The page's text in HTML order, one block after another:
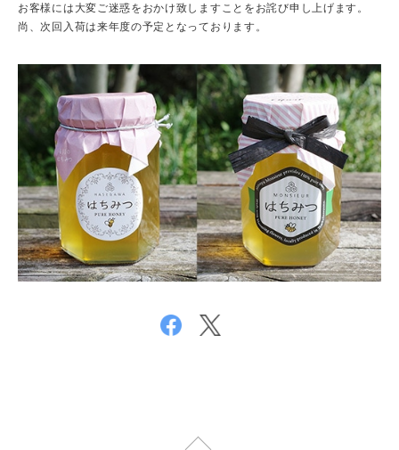
お客様には大変ご迷惑をおかけ致しますことをお詫び申し上げます。
尚、次回入荷は来年度の予定となっております。